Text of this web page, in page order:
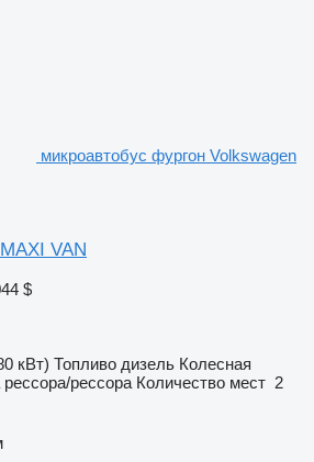
микроавтобус фургон Volkswagen
VAN
$
кВт) Топливо дизель Колесная
рессора/рессора Количество мест 2